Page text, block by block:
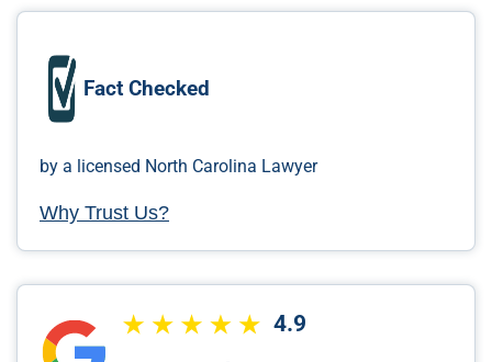
Fact Checked
by a licensed North Carolina Lawyer
Why Trust Us?
4.9